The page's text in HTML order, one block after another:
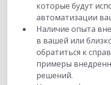
которые будут
автоматизации
Наличие опыта
в вашей или
обратиться к
примеры
решений.